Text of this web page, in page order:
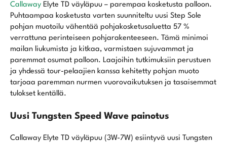
Callaway Elyte TD väyläpuu – parempaa kosketusta palloon.
Puhtaampaa kosketusta varten suunniteltu uusi Step Sole
pohjan muotoilu vähentää pohjakosketusaluetta 57 %
verrattuna perinteiseen pohjarakenteeseen. Tämä minimoi
mailan liukumista ja kitkaa, varmistaen sujuvammat ja
paremmat osumat palloon. Laajoihin tutkimuksiin perustuen
ja yhdessä tour-pelaajien kanssa kehitetty pohjan muoto
tarjoaa paremman nurmen vuorovaikutuksen ja tasaisemmat
tulokset kentällä.
Uusi Tungsten Speed Wave painotus
Callaway Elyte TD väyläpuu (3W-7W) esiintyvä uusi Tungsten